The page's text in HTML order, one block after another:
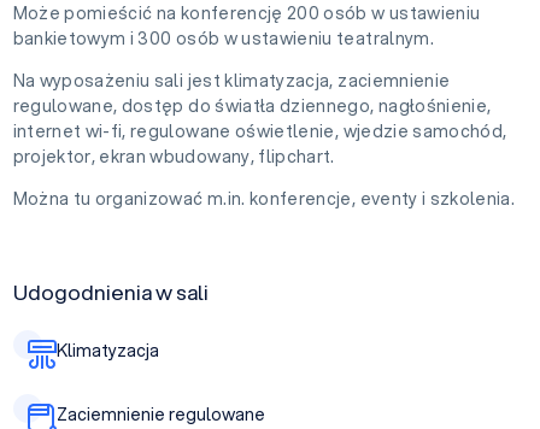
Może pomieścić na konferencję 200 osób w ustawieniu
bankietowym i 300 osób w ustawieniu teatralnym.
Na wyposażeniu sali jest klimatyzacja, zaciemnienie
regulowane, dostęp do światła dziennego, nagłośnienie,
internet wi-fi, regulowane oświetlenie, wjedzie samochód,
projektor, ekran wbudowany, flipchart.
Można tu organizować m.in. konferencje, eventy i szkolenia.
Udogodnienia w sali
Klimatyzacja
Zaciemnienie regulowane